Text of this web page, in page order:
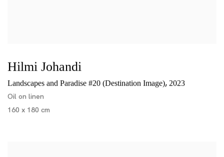
Hilmi Johandi
Landscapes and Paradise #20 (Destination Image), 2023
Oil on linen
160 x 180 cm